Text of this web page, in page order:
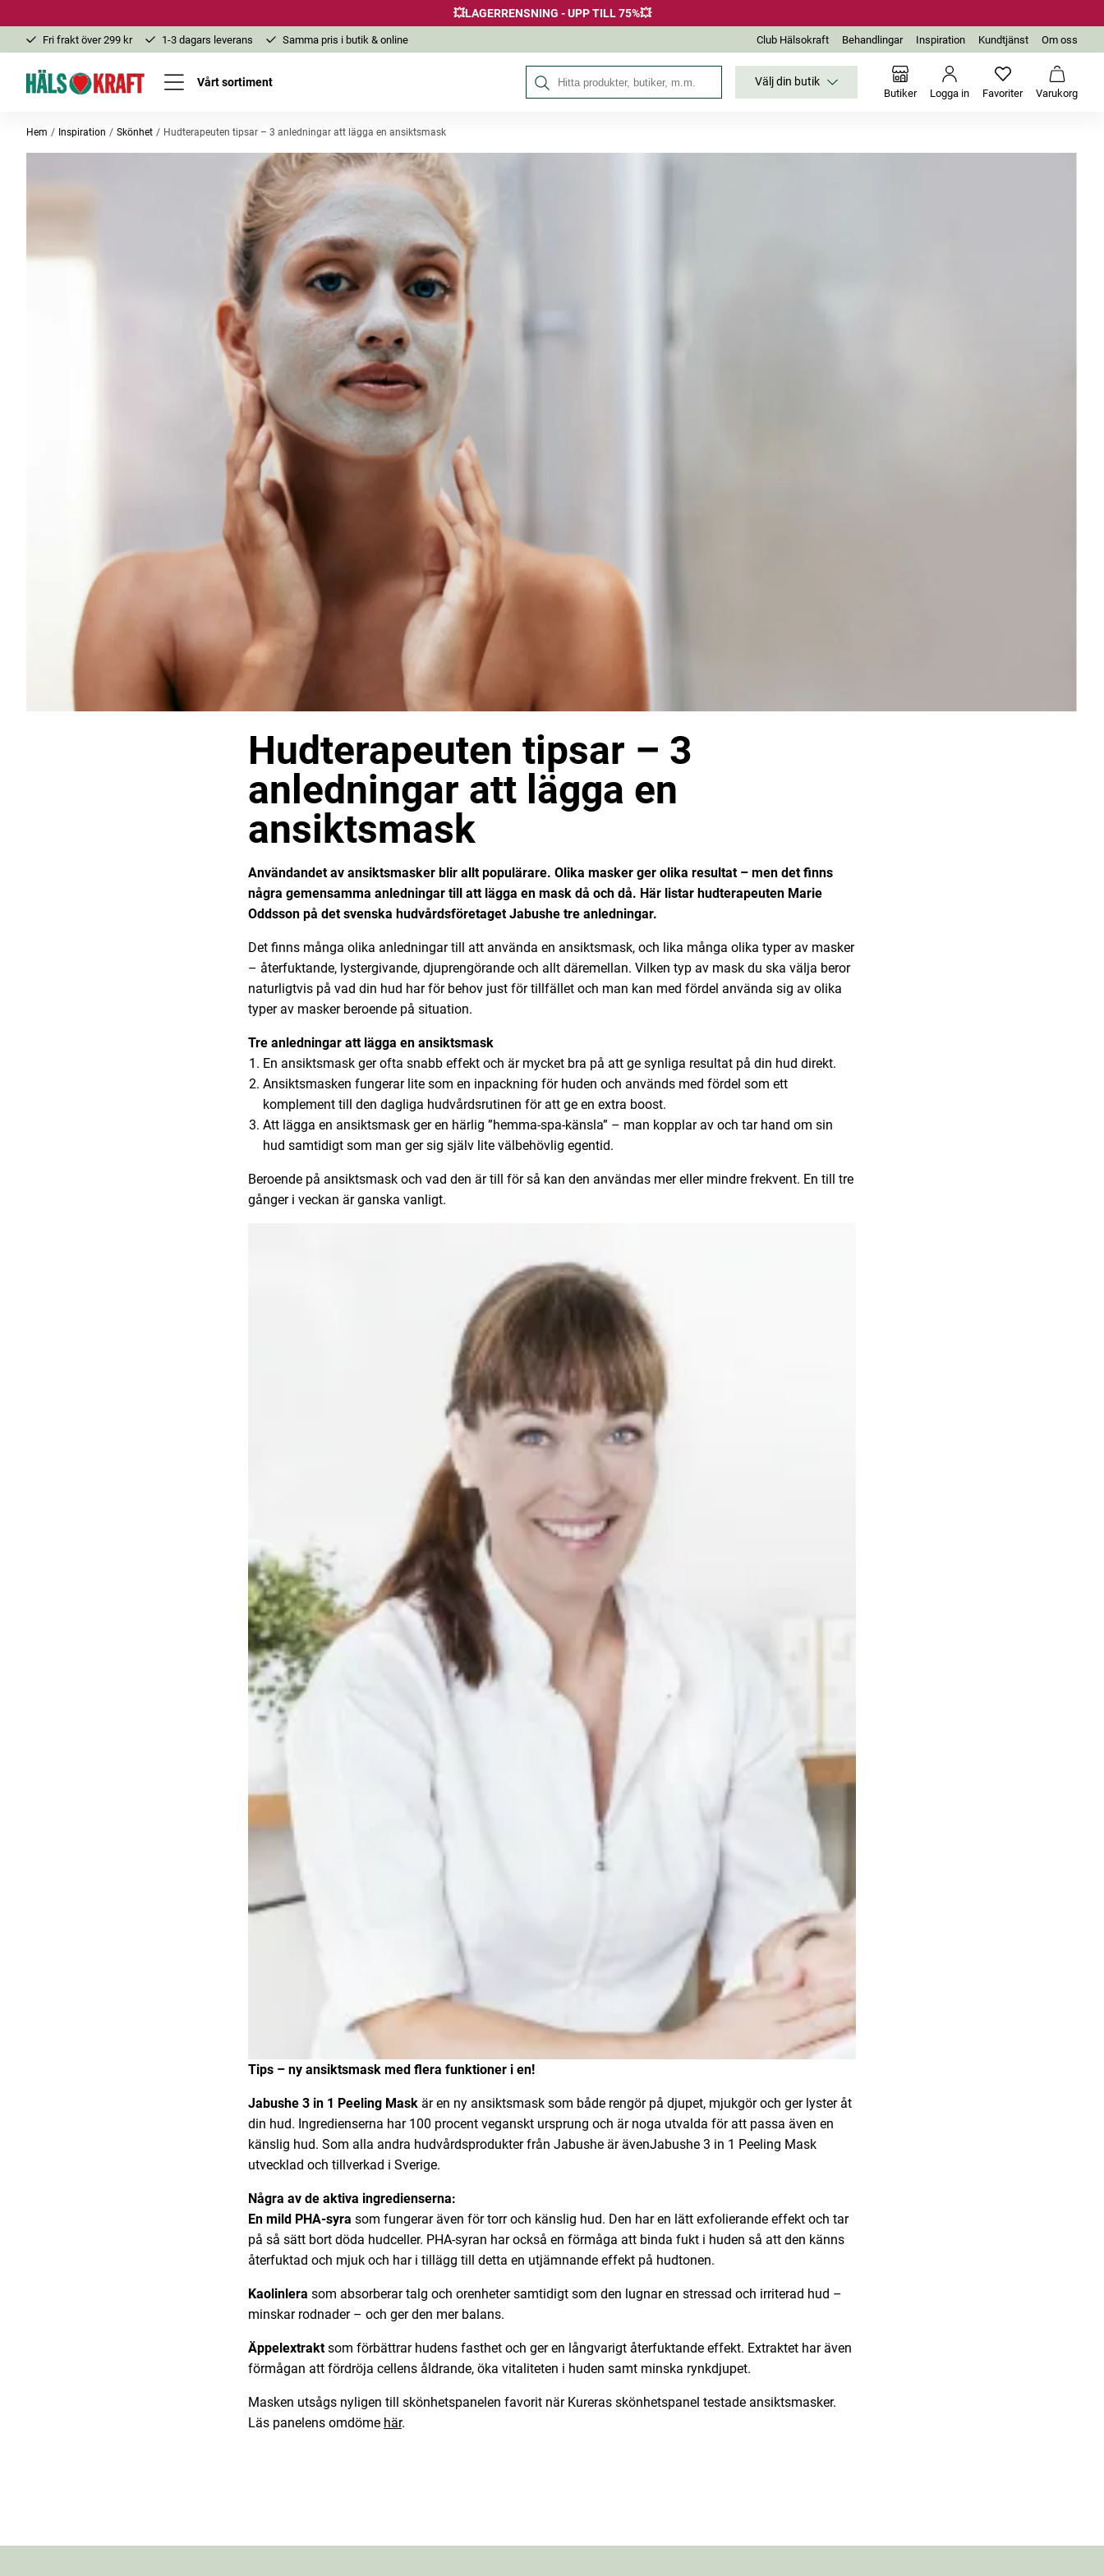
💥LAGERRENSNING - UPP TILL 75%💥
Fri frakt över 299 kr 1-3 dagars leverans Samma pris i butik & online Club Hälsokraft Behandlingar Inspiration Kundtjänst Om oss
Vårt sortiment Sök på Hälsokraft Välj din butik
Butiker Logga in FavoriterInga favoriter
Varukorg
Hem Inspiration Skönhet Hudterapeuten tipsar – 3 anledningar att lägga en ansiktsmask
Hudterapeuten tipsar – 3
anledningar att lägga en
ansiktsmask
Användandet av ansiktsmasker blir allt populärare. Olika masker ger olika resultat – men det finns
några gemensamma anledningar till att lägga en mask då och då. Här listar hudterapeuten Marie
Oddsson på det svenska hudvårdsföretaget Jabushe tre anledningar.
Det finns många olika anledningar till att använda en ansiktsmask, och lika många olika typer av masker
– återfuktande, lystergivande, djuprengörande och allt däremellan. Vilken typ av mask du ska välja beror
naturligtvis på vad din hud har för behov just för tillfället och man kan med fördel använda sig av olika
typer av masker beroende på situation.
Tre anledningar att lägga en ansiktsmask
En ansiktsmask ger ofta snabb effekt och är mycket bra på att ge synliga resultat på din hud direkt.
Ansiktsmasken fungerar lite som en inpackning för huden och används med fördel som ett
komplement till den dagliga hudvårdsrutinen för att ge en extra boost.
Att lägga en ansiktsmask ger en härlig ”hemma-spa-känsla” – man kopplar av och tar hand om sin
hud samtidigt som man ger sig själv lite välbehövlig egentid.
Beroende på ansiktsmask och vad den är till för så kan den användas mer eller mindre frekvent. En till tre
gånger i veckan är ganska vanligt.
Tips – ny ansiktsmask med flera funktioner i en!
Jabushe 3 in 1 Peeling Mask är en ny ansiktsmask som både rengör på djupet, mjukgör och ger lyster åt
din hud. Ingredienserna har 100 procent veganskt ursprung och är noga utvalda för att passa även en
känslig hud. Som alla andra hudvårdsprodukter från Jabushe är ävenJabushe 3 in 1 Peeling Mask
utvecklad och tillverkad i Sverige.
Några av de aktiva ingredienserna:
En mild PHA-syra som fungerar även för torr och känslig hud. Den har en lätt exfolierande effekt och tar
på så sätt bort döda hudceller. PHA-syran har också en förmåga att binda fukt i huden så att den känns
återfuktad och mjuk och har i tillägg till detta en utjämnande effekt på hudtonen.
Kaolinlera som absorberar talg och orenheter samtidigt som den lugnar en stressad och irriterad hud –
minskar rodnader – och ger den mer balans.
Äppelextraktsom förbättrar hudens fasthet och ger en långvarigt återfuktande effekt. Extraktet har även
förmågan att fördröja cellens åldrande, öka vitaliteten i huden samt minska rynkdjupet.
Masken utsågs nyligen till skönhetspanelen favorit när Kureras skönhetspanel testade ansiktsmasker.
Läs panelens omdöme här.